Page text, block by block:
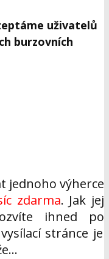
uživatelů
burzovních
jednoho výherce
zdarma. Jak jej
ihned po
stránce je